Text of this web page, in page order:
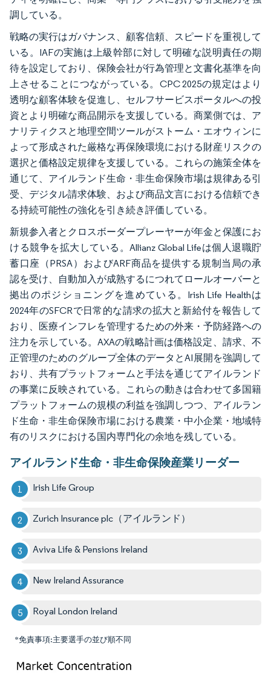
調している。
戦略の実行はガバナンス、顧客信頼、スピードを重視して
いる。IAFの実施は上級幹部に対して明確な説明責任の期
待を設定しており、保険会社が行為管理と文書化基準を向
上させることにつながっている。CPC 2025の規定はより
透明な顧客体験を促進し、セルフサービスポータルへの投
資とより明確な商品開示を支援している。商業側では、ア
ナリティクスと地理空間ツールがストーム・エオウィンに
よって形成された厳格な再保険環境における財産リスクの
選択と価格設定規律を支援している。これらの施策全体を
通じて、アイルランド生命・非生命保険市場は規律ある引
受、デジタル請求体験、および商品文言における信頼でき
る持続可能性の強化を引き続き評価している。
新規参入者とクロスボーダープレーヤーが年金と保護にお
ける競争を拡大している。Allianz Global Lifeは個人退職貯
蓄口座（PRSA）およびARF商品を提供する規制当局の承
認を受け、自動加入が成熟するにつれてロールオーバーと
拠出のポジショニングを進めている。Irish Life Healthは
2024年のSFCRで日常的な請求の拡大と新給付を報告して
おり、医療インフレを管理するための外来・予防経路への
注力を示している。AXAの戦略計画は価格設定、請求、不
正管理のためのグループ全体のデータとAI展開を強調して
おり、共有プラットフォームと手法を通じてアイルランド
の事業に反映されている。これらの動きは合わせて多国籍
プラットフォームの規模の利益を強調しつつ、アイルラン
ド生命・非生命保険市場における農業・中小企業・地域特
有のリスクにおける国内専門化の余地を残している。
アイルランド生命・非生命保険産業リーダー
Irish Life Group
Zurich Insurance plc（アイルランド）
Aviva Life & Pensions Ireland
New Ireland Assurance
Royal London Ireland
*免責事項:主要選手の並び順不同